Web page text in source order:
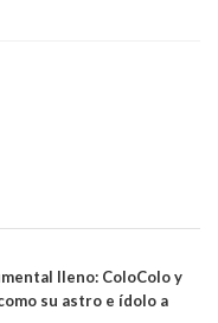
lleno: ColoColo y
su astro e ídolo a